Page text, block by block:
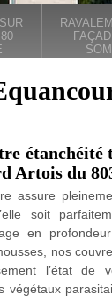
étanchéité
Artois du
assure
soit
en
nos
l’état de
végétaux